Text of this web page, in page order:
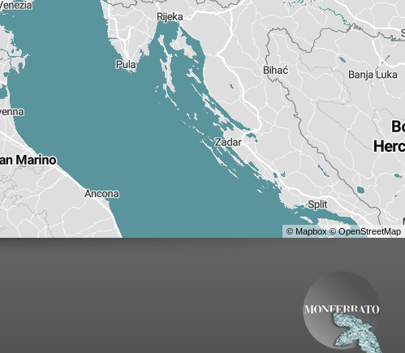
© Mapbox©OpenStreetMap